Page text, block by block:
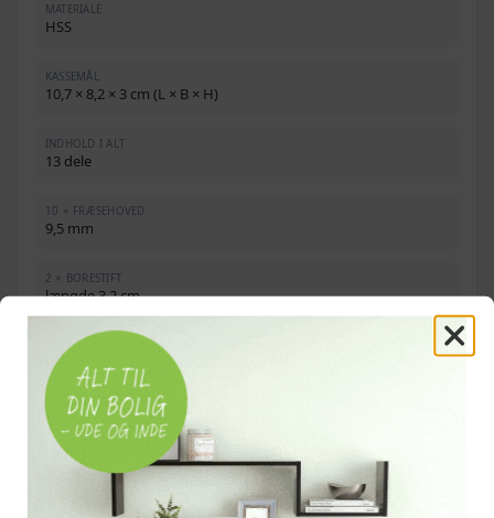
MATERIALE
HSS
KASSEMÅL
10,7 × 8,2 × 3 cm (L × B × H)
INDHOLD I ALT
13 dele
10 × FRÆSEHOVED
9,5 mm
2 × BORESTIFT
længde 3,2 cm
1 × PUNKTSVEJSESKÆRER
9,5 mm
OFTE STILLEDE SPØRGSMÅL
Hvad indeholder sættet?